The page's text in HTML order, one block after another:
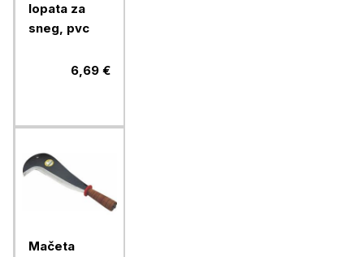
lopata za
sneg, pvc
6,69 €
Mačeta